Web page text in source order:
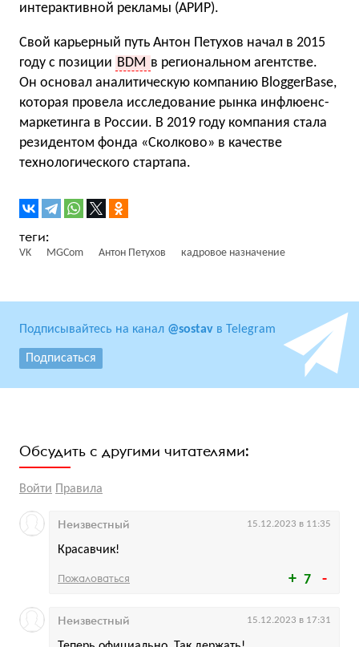
интерактивной рекламы (АРИР).
Свой карьерный путь Антон Петухов начал в 2015
году с позиции BDM в региональном агентстве.
Он основал аналитическую компанию BloggerBase,
которая провела исследование рынка инфлюенс-
маркетинга в России. В 2019 году компания стала
резидентом фонда «Сколково» в качестве
технологического стартапа.
VK MGCom Антон Петухов кадровое назначение
Подписывайтесь на канал @sostav в Telegram
Подписаться
Обсудить с другими читателями:
Войти Правила
7
Красавчик!
Неизвестный 15.12.2023 в 11:35
Пожаловаться
Неизвестный 15.12.2023 в 17:31